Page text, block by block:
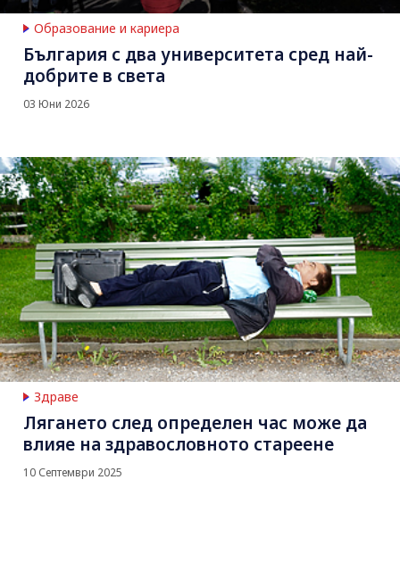
Образование и кариера
България с два университета сред най-
добрите в света
03 Юни 2026
Здраве
Лягането след определен час може да
влияе на здравословното стареене
10 Септември 2025